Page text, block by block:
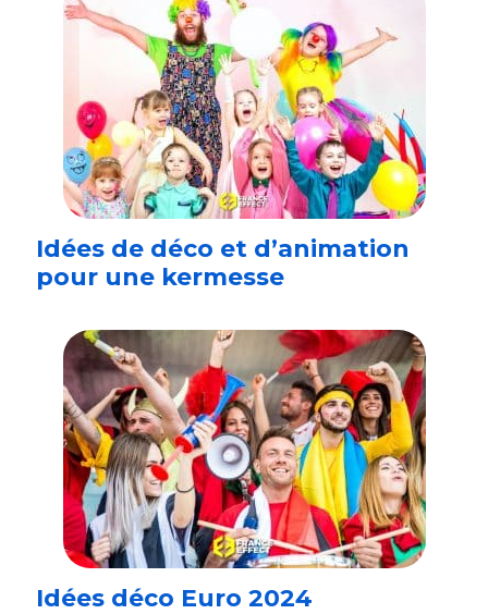
Idées de déco et d’animation
pour une kermesse
Idées déco Euro 2024